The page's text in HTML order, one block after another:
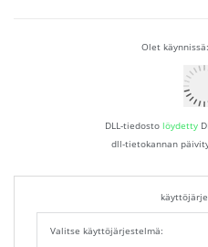
Olet käynnissä:
DLL-tiedosto löydetty
dll-tietokannan